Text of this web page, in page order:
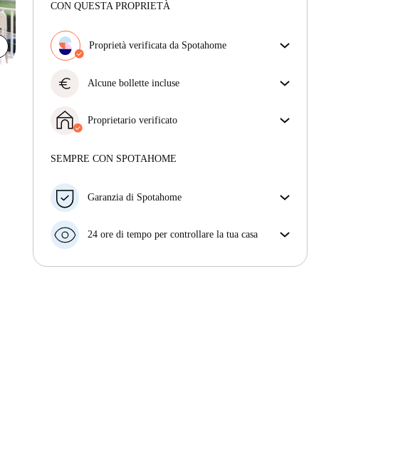
CON QUESTA PROPRIETÀ
Proprietà verificata da Spotahome
ottieni esattamente ciò che vedi nell'annuncio.
euro Alcune bollette incluse
descrizione dell'annuncio per vedere quali utenze
sono comprese nel canone e quali dovrai pagare a
Proprietario verificato
Maggiori informazioni su questo locatore
SEMPRE CON SPOTAHOME
Garanzia di Spotahome
con breve preavviso, noi A) ti pagheremo un hotel e
B) ti rimborseremo totalmente
24 ore di tempo per controllare la tua casa